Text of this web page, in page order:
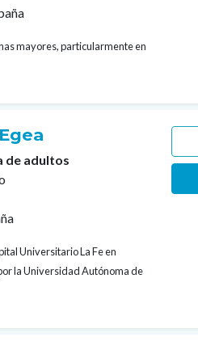
mayores, particularmente en
de adultos
Universitario La Fe en
la Universidad Autónoma de